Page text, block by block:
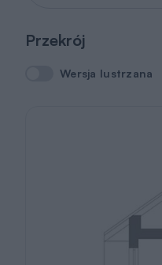
Przekrój
Wersja lustrzana
Wersja lustrzana